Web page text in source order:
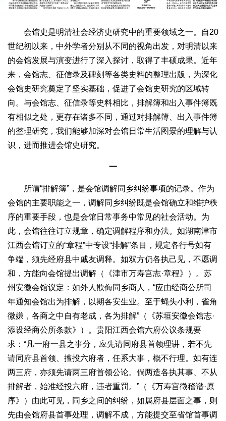
会馆史是明清社会经济史研究中的重要领域之一。自20
世纪初以来，中外学者分别从不同的视角出发，对明清以来
的会馆发展与演变进行了深入探讨，取得了丰硕成果。近年
来，会馆志、征信录及碑刻等各类史料的整理出版，为深化
会馆史研究奠定了坚实基础，促进了会馆史研究的区域转
向。与会馆志、征信录等史料相比，排解簿和出入事件簿既
有相似之处，更存在诸多不同，通过对排解簿、出入事件簿
的整理研究，我们能够加深对会馆日常生活图景的理解与认
识，进而推进会馆史研究。
一
所谓“排解簿”，是会馆调解同乡纠纷事项的记录。作为
会馆的主要职能之一，调解同乡纠纷既是会馆确立和维护秩
序的重要手段，也是会馆日常事务中常见的社会活动。为
此，会馆往往订立规章，确定调解程序和办法。如湖南津市
江西会馆订立的“章程”中专设“排解”条目，规定各行号如有
争端，须先经府县中戚友调释。如双方仍各执己见，不愿调
和，方能向会馆提出调解（《津市万寿宫志·章程》）。苏
州安徽会馆议定：如外人欺侮同乡商人，“应由经商公所司
年通知会馆出为排解，以期各安生业。至于蝇头小利，雀角
微嫌，各商之中自有老成，各为排解”（《苏垣安徽会馆志·
添设经商公所条款》）。贵阳江西会馆六府公议条规要
求：“凡一府一县之事分，应先请同府县首领理讲，若不先
请同府县首领、擅投六府者，任系大事，概不行理。如有连
两三府，亦须先请两三府首领公论。倘两造各执其事、不从
排解者，始准经投六府，违者重罚。”（《万寿宫徵稽谱·原
序》）由此可见，同乡之间的纠纷，如属府县层面之事，则
先由会馆府县首事处理，调解不成，方能提交至省馆首事调